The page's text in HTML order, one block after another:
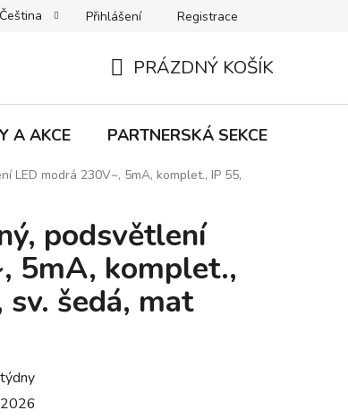
| VÝMĚNA ZBOŽÍ B2C VŠEOBECNÉ
Čeština Přihlášení Registrace
KOŠÍK
PRÁZDNÝ KOŠÍK
A AKCE PARTNERSKÁ SEKCE
LED modrá 230V~, 5mA, komplet., IP 55,
podsvětlení
5mA, komplet.,
šedá, mat